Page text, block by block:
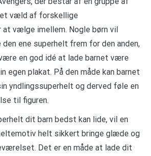
et væld af forskellige
vælge imellem. Nogle børn vil
ene superhelt frem for den anden,
en god idé at lade barnet være
egen plakat. På den måde kan barnet
yndlingssuperhelt og derved føle en
til figuren.
dit barn bedst kan lide, vil en
helt sikkert bringe glæde og
Det er en måde at lade dit